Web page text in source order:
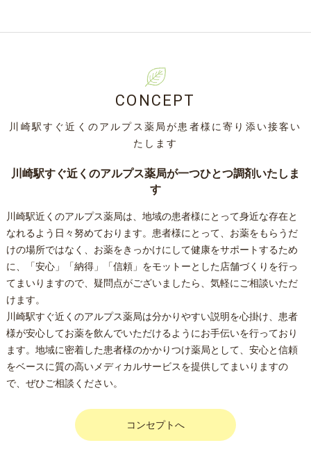
川崎駅すぐ近くのアルプス薬局が患者様に寄り添い接客い
たします
CONCEPT
川崎駅すぐ近くのアルプス薬局が一つひとつ調剤いたしま
す
川崎駅近くのアルプス薬局は、地域の患者様にとって身近な存在と
なれるよう日々努めております。患者様にとって、お薬をもらうだ
けの場所ではなく、お薬をきっかけにして健康をサポートするため
に、「安心」「納得」「信頼」をモットーとした店舗づくりを行っ
てまいりますので、疑問点がございましたら、気軽にご相談いただ
けます。
川崎駅すぐ近くのアルプス薬局は分かりやすい説明を心掛け、患者
様が安心してお薬を飲んでいただけるようにお手伝いを行っており
ます。地域に密着した患者様のかかりつけ薬局として、安心と信頼
をベースに質の高いメディカルサービスを提供してまいりますの
で、ぜひご相談ください。
コンセプトへ